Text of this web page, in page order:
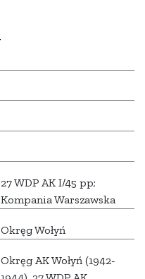
27 WDP AK I/45 pp;
Kompania Warszawska
Okręg Wołyń
Okręg AK Wołyń (1942-